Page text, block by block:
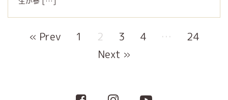
« Prev 1 2 3 4 …
24
Next »